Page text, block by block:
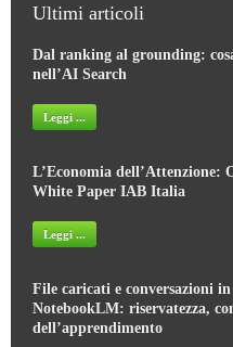
Ultimi articoli
Dal ranking al grounding:
nell’AI Search
Leggi ...
L’Economia
White Paper IAB Italia
Leggi ...
File caricati e conversazioni
NotebookLM: riservatezza,
dell’apprendimento